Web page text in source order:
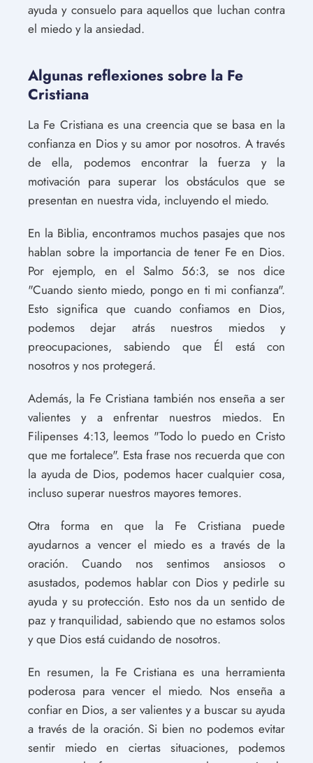
ayuda y consuelo para aquellos que luchan contra
el miedo y la ansiedad.
Algunas reflexiones sobre la Fe
Cristiana
La Fe Cristiana es una creencia que se basa en la
confianza en Dios y su amor por nosotros. A través
de ella, podemos encontrar la fuerza y la
motivación para superar los obstáculos que se
presentan en nuestra vida, incluyendo el miedo.
En la Biblia, encontramos muchos pasajes que nos
hablan sobre la importancia de tener Fe en Dios.
Por ejemplo, en el Salmo 56:3, se nos dice
"Cuando siento miedo, pongo en ti mi confianza".
Esto significa que cuando confiamos en Dios,
podemos dejar atrás nuestros miedos y
preocupaciones, sabiendo que Él está con
nosotros y nos protegerá.
Además, la Fe Cristiana también nos enseña a ser
valientes y a enfrentar nuestros miedos. En
Filipenses 4:13, leemos "Todo lo puedo en Cristo
que me fortalece". Esta frase nos recuerda que con
la ayuda de Dios, podemos hacer cualquier cosa,
incluso superar nuestros mayores temores.
Otra forma en que la Fe Cristiana puede
ayudarnos a vencer el miedo es a través de la
oración. Cuando nos sentimos ansiosos o
asustados, podemos hablar con Dios y pedirle su
ayuda y su protección. Esto nos da un sentido de
paz y tranquilidad, sabiendo que no estamos solos
y que Dios está cuidando de nosotros.
En resumen, la Fe Cristiana es una herramienta
poderosa para vencer el miedo. Nos enseña a
confiar en Dios, a ser valientes y a buscar su ayuda
a través de la oración. Si bien no podemos evitar
sentir miedo en ciertas situaciones, podemos